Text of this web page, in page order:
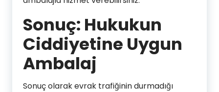
Sonuç: Hukukun
Ciddiyetine Uygun
Ambalaj
Sonuç olarak evrak trafiğinin durmadığı